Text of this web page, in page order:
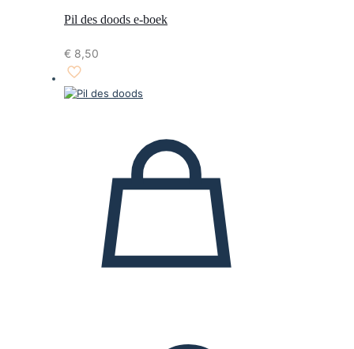
Pil des doods e-boek
€ 8,50